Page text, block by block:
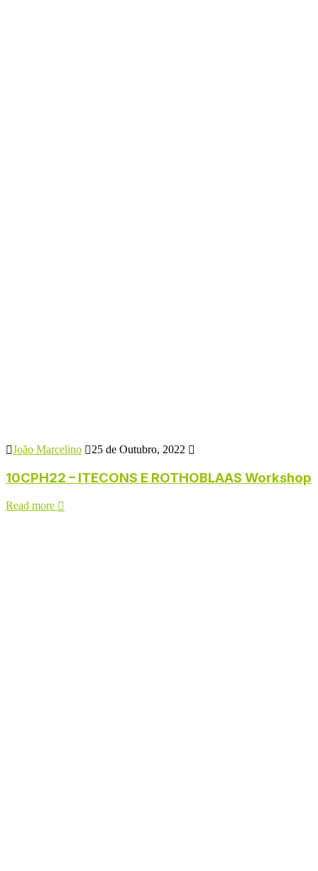
João Marcelino 25 de Outubro, 2022
10CPH22 – ITECONS E ROTHOBLAAS Workshop
Read more